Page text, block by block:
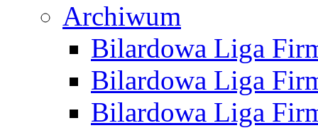
Archiwum
Bilardowa Liga
Bilardowa Liga
Bilardowa Liga